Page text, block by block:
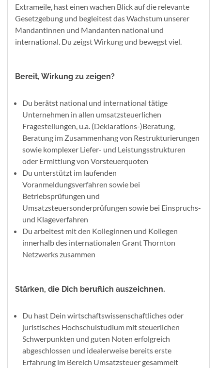
Extrameile, hast einen wachen Blick auf die relevante
Gesetzgebung und begleitest das Wachstum unserer
Mandantinnen und Mandanten national und
international. Du zeigst Wirkung und bewegst viel.
Bereit, Wirkung zu zeigen?
Du berätst national und international tätige
Unternehmen in allen umsatzsteuerlichen
Fragestellungen, u.a. (Deklarations-)Beratung,
Beratung im Zusammenhang von Restrukturierungen
sowie komplexer Liefer- und Leistungsstrukturen
oder Ermittlung von Vorsteuerquoten
Du unterstützt im laufenden
Voranmeldungsverfahren sowie bei
Betriebsprüfungen und
Umsatzsteuersonderprüfungen sowie bei Einspruchs-
und Klageverfahren
Du arbeitest mit den Kolleginnen und Kollegen
innerhalb des internationalen Grant Thornton
Netzwerks zusammen
Stärken, die Dich beruflich auszeichnen.
Du hast Dein wirtschaftswissenschaftliches oder
juristisches Hochschulstudium mit steuerlichen
Schwerpunkten und guten Noten erfolgreich
abgeschlossen und idealerweise bereits erste
Erfahrung im Bereich Umsatzsteuer gesammelt